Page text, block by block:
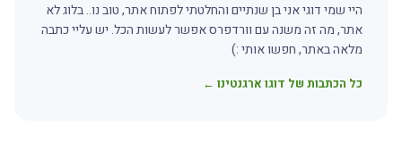
היי שמי דוגי אני בן שנתיים והחלטתי לפתוח אתר, טוב נו.. בלוג לא
אתר, מה זה משנה עם וורדפרס אפשר לעשות הכל. יש עליי כתבה
מלאה באתר, חפשו אותי :)
כל הכתבות של דוגו ארגנטינו ←